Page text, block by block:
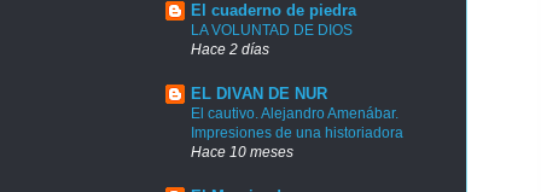
El cuaderno de piedra
LA VOLUNTAD DE DIOS
Hace 2 días
EL DIVAN DE NUR
El cautivo. Alejandro Amenábar.
Impresiones de una historiadora
Hace 10 meses